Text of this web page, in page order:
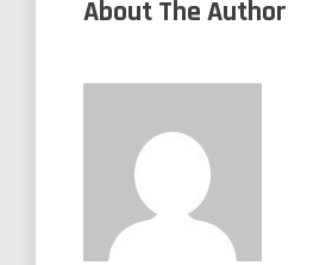
About The Author